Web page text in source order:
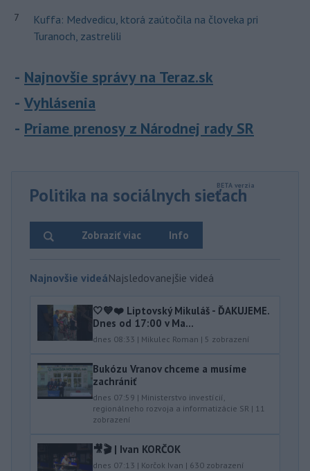
7
Kuffa: Medvedicu, ktorá zaútočila na človeka pri
Turanoch, zastrelili
Najnovšie správy na Teraz.sk
Vyhlásenia
Priame prenosy z Národnej rady SR
Politika na sociálnych sieťach
Info
Zobraziť viac
Najnovšie videáNajsledovanejšie videá
🤍💙❤️ Liptovský Mikuláš - ĎAKUJEME.
Dnes od 17:00 v Ma...
dnes 08:33 | Mikulec Roman | 5 zobrazení
Bukózu Vranov chceme a musíme
zachrániť
dnes 07:59 | Ministerstvo investícií,
regionálneho rozvoja a informatizácie SR | 11
zobrazení
🎥🎬 | Ivan KORČOK
dnes 07:13 | Korčok Ivan | 630 zobrazení